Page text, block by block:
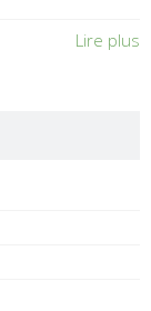
Lire plus